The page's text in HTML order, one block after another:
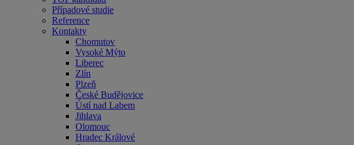
Případové studie
Reference
Kontakty
Chomutov
Vysoké Mýto
Liberec
Zlín
Plzeň
České Budějovice
Ústí nad Labem
Jihlava
Olomouc
Hradec Králové